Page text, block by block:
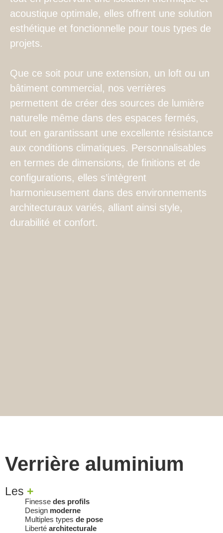
acoustique optimale, elles offrent une solution
esthétique et fonctionnelle pour tous types de
projets.
Que ce soit pour une extension, un loft ou un
bâtiment commercial, nos verrières
permettent de créer des sources de lumière
naturelle même dans des espaces fermés,
tout en garantissant une excellente résistance
aux conditions climatiques. Personnalisables
en termes de dimensions, de finitions et de
configurations, elles s’intègrent
harmonieusement dans des environnements
architecturaux variés, alliant ainsi style,
durabilité et confort.
Verrière aluminium
Les +
Finesse des profils
Design moderne
Multiples types de pose
Liberté architecturale